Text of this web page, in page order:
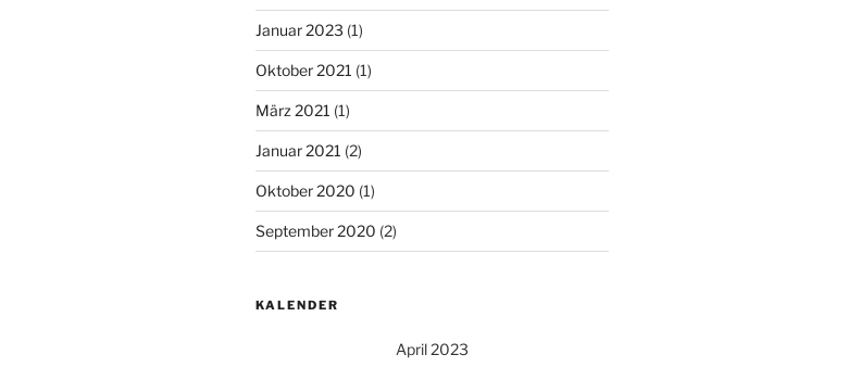
Januar 2023 (1)
Oktober 2021 (1)
März 2021 (1)
Januar 2021 (2)
Oktober 2020 (1)
September 2020 (2)
KALENDER
April 2023